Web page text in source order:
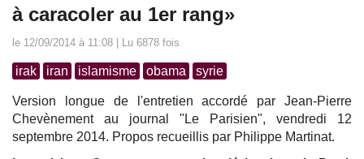
à caracoler au 1er rang»
le 12/09/2014 à 11:08 | Lu 6878 fois
irak iran islamisme obama syrie
Version longue de l'entretien accordé par Jean-Pierre
Chevènement au journal "Le Parisien", vendredi 12
septembre 2014. Propos recueillis par Philippe Martinat.